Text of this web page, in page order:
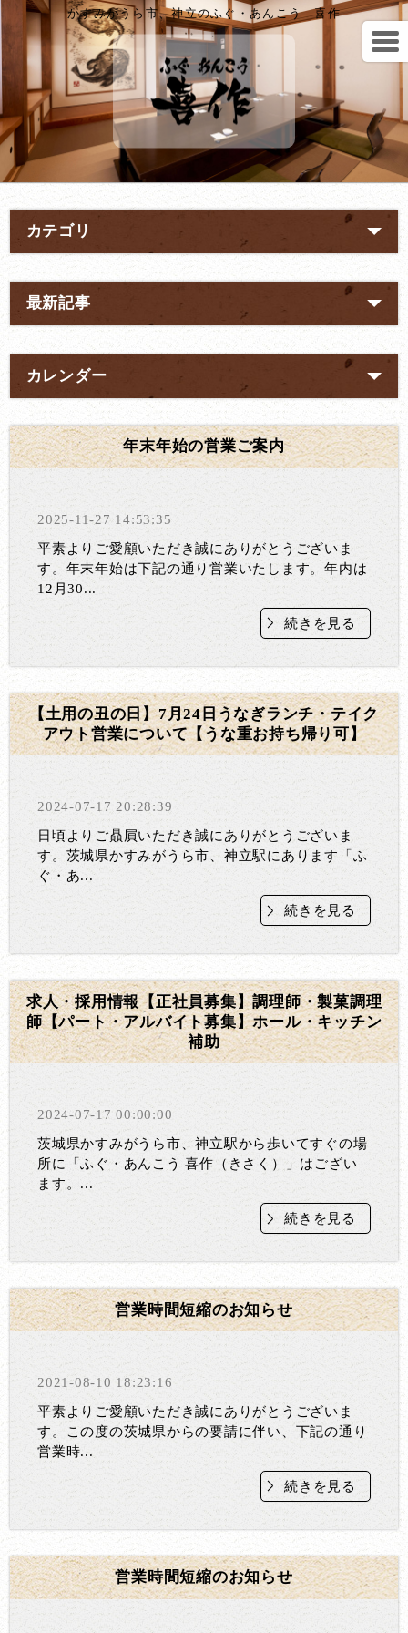
かすみがうら市、神立のふぐ・あんこう 喜作
カテゴリ
最新記事
カレンダー
年末年始の営業ご案内
2025-11-27 14:53:35
平素よりご愛顧いただき誠にありがとうございま
す。年末年始は下記の通り営業いたします。年内は
12月30...
続きを見る
【土用の丑の日】7月24日うなぎランチ・テイク
アウト営業について【うな重お持ち帰り可】
2024-07-17 20:28:39
日頃よりご贔屓いただき誠にありがとうございま
す。茨城県かすみがうら市、神立駅にあります「ふ
ぐ・あ...
続きを見る
求人・採用情報【正社員募集】調理師・製菓調理
師【パート・アルバイト募集】ホール・キッチン
補助
2024-07-17 00:00:00
茨城県かすみがうら市、神立駅から歩いてすぐの場
所に「ふぐ・あんこう 喜作（きさく）」はござい
ます。...
続きを見る
営業時間短縮のお知らせ
2021-08-10 18:23:16
平素よりご愛顧いただき誠にありがとうございま
す。この度の茨城県からの要請に伴い、下記の通り
営業時...
続きを見る
営業時間短縮のお知らせ